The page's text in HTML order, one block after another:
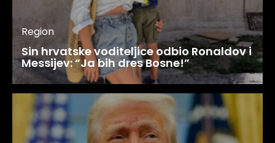
Region
Sin hrvatske voditeljice odbio Ronaldov i
Messijev: “Ja bih dres Bosne!”